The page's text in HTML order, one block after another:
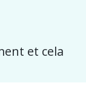
et cela